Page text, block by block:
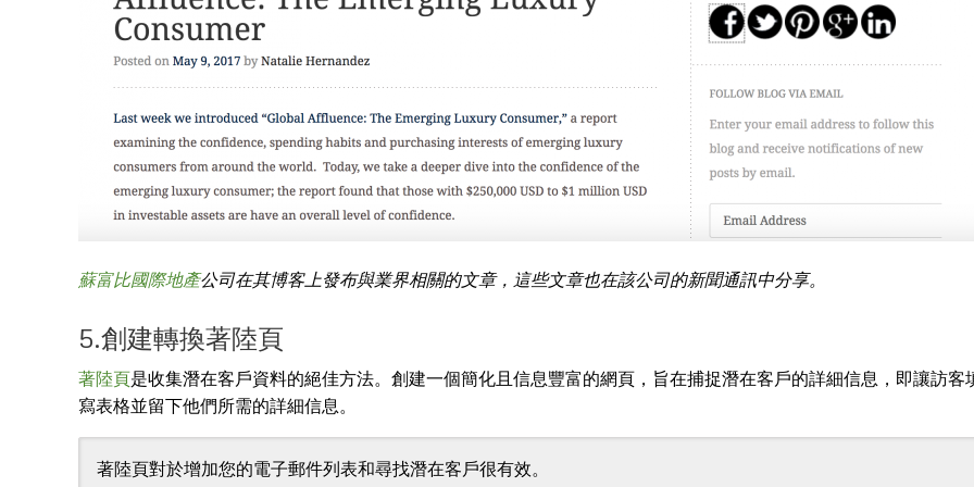
蘇富比國際地產公司在其博客上發布與業界相關的文章，這些文章也在該公司的新聞通訊中分享。
5.創建轉換著陸頁
著陸頁是收集潛在客戶資料的絕佳方法。創建一個簡化且信息豐富的網頁，旨在捕捉潛在客戶的詳細信息，即讓訪客
寫表格並留下他們所需的詳細信息。
著陸頁對於增加您的電子郵件列表和尋找潛在客戶很有效。